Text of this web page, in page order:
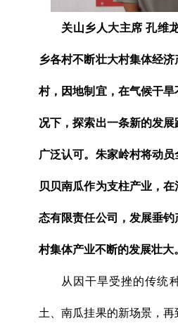
关山乡人大主席 孔维
乡各村不断壮大村集体经
村，因地制宜，在气候干
况下，探索出一条新的发
广泛认可。朱家岭村将动
贝贝南瓜作为支柱产业，
态有限责任公司，发展垂
村集体产业不断的发展壮大
从因干旱受挫的传统
土、南瓜挂果的新场景，